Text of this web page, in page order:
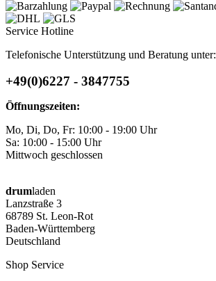
Service Hotline
Telefonische Unterstützung und Beratung unter:
+49(0)6227 - 3847755
Öffnungszeiten:
Mo, Di, Do, Fr: 10:00 - 19:00 Uhr
Sa: 10:00 - 15:00 Uhr
Mittwoch geschlossen
drumladen
Lanzstraße 3
68789 St. Leon-Rot
Baden-Württemberg
Deutschland
Shop Service